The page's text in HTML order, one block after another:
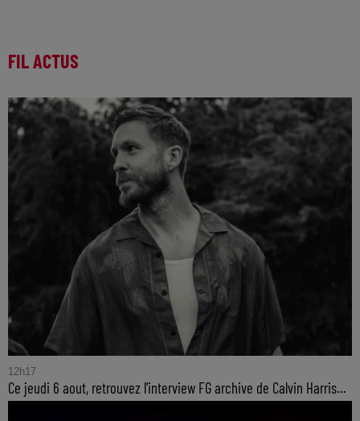
FIL ACTUS
12h17
Ce jeudi 6 aout, retrouvez l'interview FG archive de Calvin Harris...